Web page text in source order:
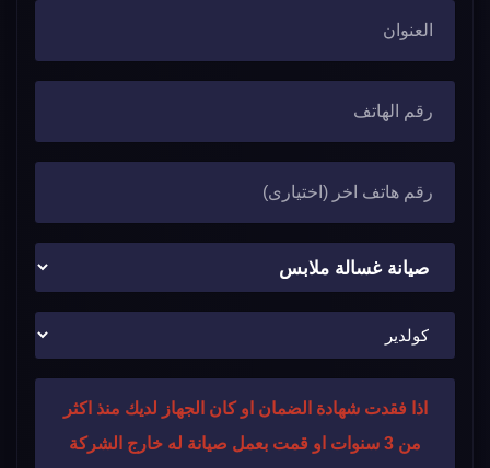
اذا فقدت شهادة الضمان او كان الجهاز لديك منذ اكثر
من 3 سنوات او قمت بعمل صيانة له خارج الشركة